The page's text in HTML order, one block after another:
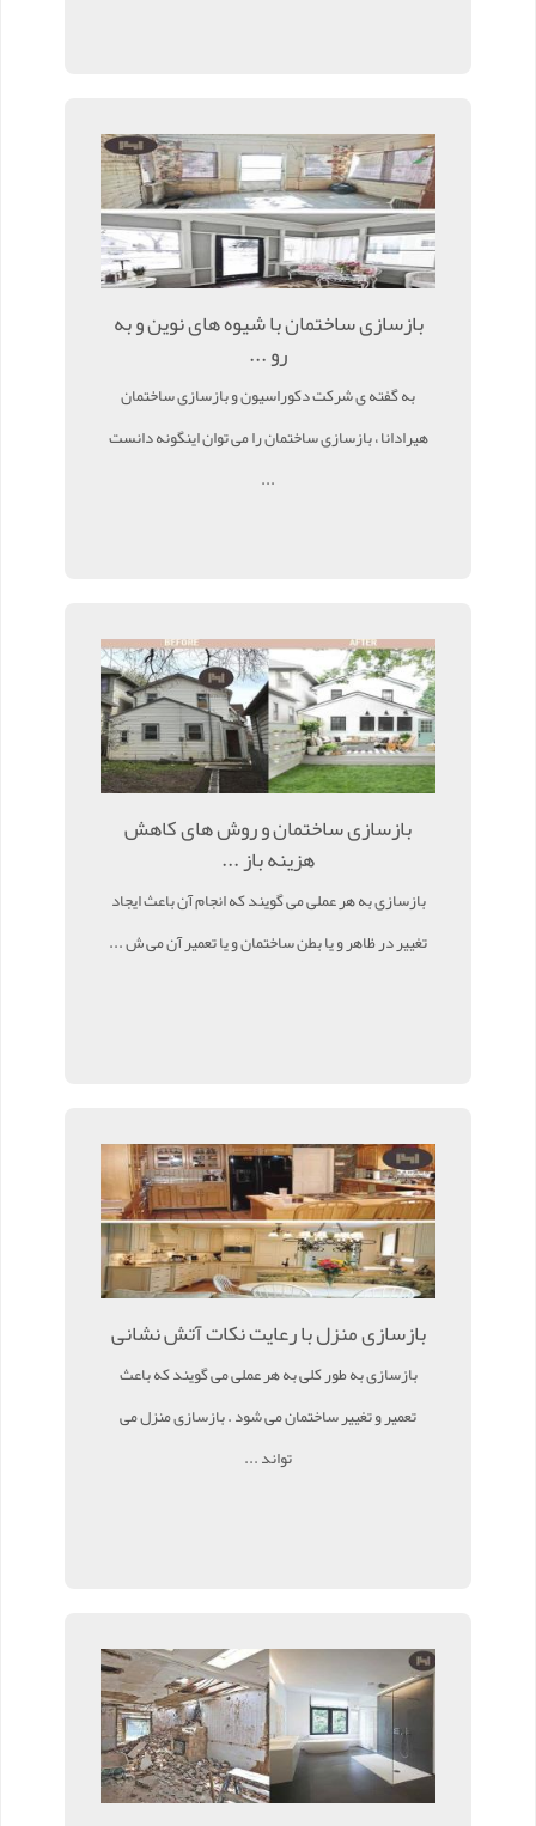
بازسازی ساختمان با شیوه های نوین و به
رو ...
به گفته ی شرکت دکوراسیون و بازسازی ساختمان
هیرادانا ، بازسازی ساختمان را می توان اینگونه دانست
...
بازسازی ساختمان و روش های کاهش
هزینه باز ...
بازسازی به هر عملی می گویند که انجام آن باعث ایجاد
تغییر در ظاهر و یا بطن ساختمان و یا تعمیر آن می ش ...
بازسازی منزل با رعایت نکات آتش نشانی
بازسازی به طور کلی به هر عملی می گویند که باعث
تعمیر و تغییر ساختمان می شود . بازسازی منزل می
تواند ...